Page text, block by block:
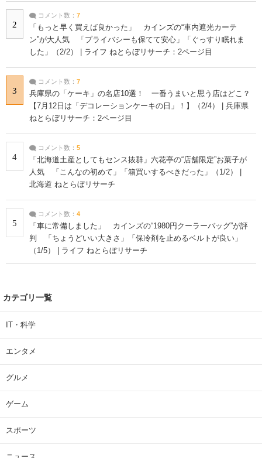
2
コメント数： 7
「もっと早く買えば良かった」 カインズの“車内遮光カーテ
ン”が大人気 「プライバシーも保てて安心」「ぐっすり眠れま
した」（2/2） | ライフ ねとらぼリサーチ：2ページ目
3
コメント数： 7
兵庫県の「ケーキ」の名店10選！ 一番うまいと思う店はどこ？
【7月12日は「デコレーションケーキの日」！】（2/4） | 兵庫県
ねとらぼリサーチ：2ページ目
4
コメント数： 5
「北海道土産としてもセンス抜群」六花亭の“店舗限定”お菓子が
人気 「こんなの初めて」「箱買いするべきだった」（1/2） |
北海道 ねとらぼリサーチ
5
コメント数： 4
「車に常備しました」 カインズの“1980円クーラーバッグ”が評
判 「ちょうどいい大きさ」「保冷剤を止めるベルトが良い」
（1/5） | ライフ ねとらぼリサーチ
カテゴリ一覧
IT・科学
エンタメ
グルメ
ゲーム
スポーツ